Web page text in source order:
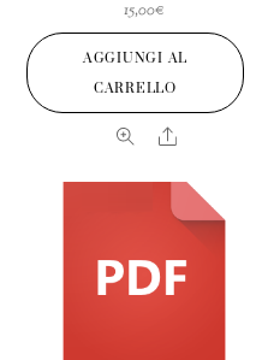
15,00€
AGGIUNGI AL
CARRELLO
Share